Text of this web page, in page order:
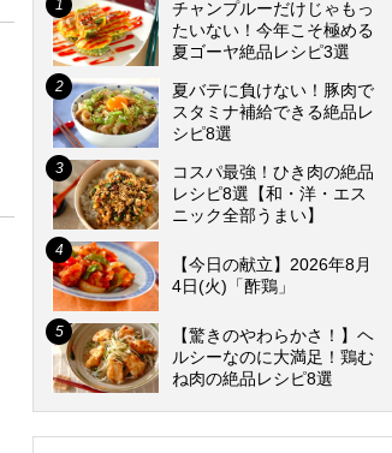
チャンプルーだけじゃもっ
たいない！今年こそ極める
夏ゴーヤ絶品レシピ3選
夏バテに負けない！豚肉で
スタミナ補給できる絶品レ
シピ8選
コスパ最強！ひき肉の絶品
レシピ8選【和・洋・エス
ニック全部うまい】
【今日の献立】2026年8月
4日(火)「酢鶏」
【驚きのやわらかさ！】ヘ
ルシーなのに大満足！鶏む
ね肉の絶品レシピ8選